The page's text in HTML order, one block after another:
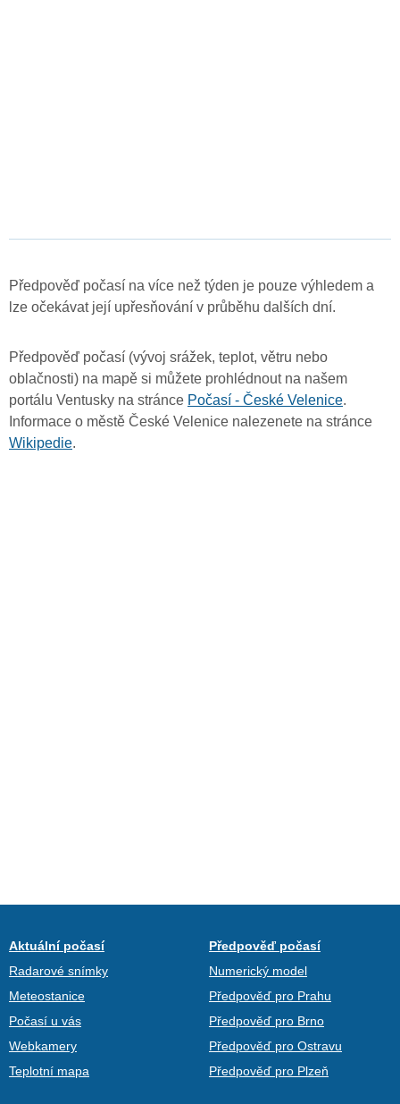
Předpověď počasí na více než týden je pouze výhledem a
lze očekávat její upřesňování v průběhu dalších dní.
Předpověď počasí (vývoj srážek, teplot, větru nebo
oblačnosti) na mapě si můžete prohlédnout na našem
portálu Ventusky na stránce Počasí - České Velenice.
Informace o městě České Velenice nalezenete na stránce
Wikipedie.
Aktuální počasí
Radarové snímky
Meteostanice
Počasí u vás
Webkamery
Teplotní mapa
Předpověď počasí
Numerický model
Předpověď pro Prahu
Předpověď pro Brno
Předpověď pro Ostravu
Předpověď pro Plzeň